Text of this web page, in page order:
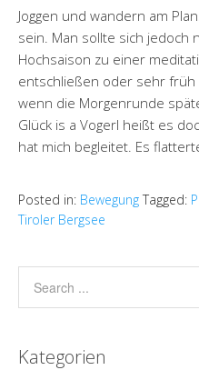
Joggen und wandern am
sein. Man sollte sich jedoch
Hochsaison zu einer
entschließen oder sehr früh
wenn die Morgenrunde
Glück is a Vogerl heißt es
hat mich begleitet. Es
Posted in: Bewegung Tagged:
Tiroler Bergsee
Kategorien